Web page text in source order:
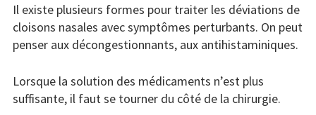
Il existe plusieurs formes pour traiter les déviations de
cloisons nasales avec symptômes perturbants. On peut
penser aux décongestionnants, aux antihistaminiques.
Lorsque la solution des médicaments n’est plus
suffisante, il faut se tourner du côté de la chirurgie.